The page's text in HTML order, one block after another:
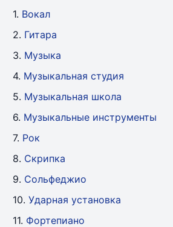
1. Вокал
2. Гитара
3. Музыка
4. Музыкальная студия
5. Музыкальная школа
6. Музыкальные инструменты
7. Рок
8. Скрипка
9. Сольфеджио
10. Ударная установка
11. Фортепиано